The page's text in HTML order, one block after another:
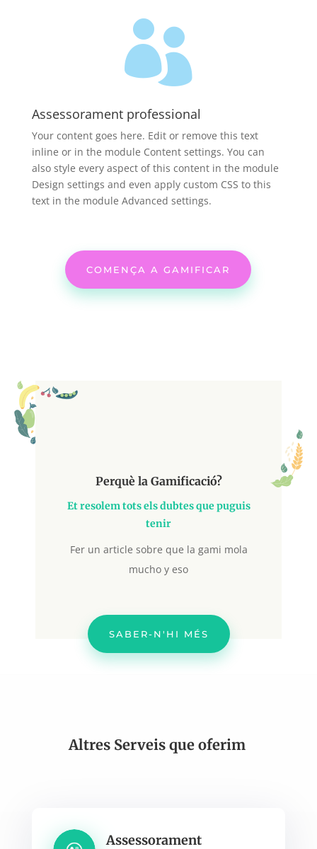

Assessorament professional
Your content goes here. Edit or remove this text
inline or in the module Content settings. You can
also style every aspect of this content in the module
Design settings and even apply custom CSS to this
text in the module Advanced settings.
COMENÇA A GAMIFICAR
Perquè la Gamificació?
Et resolem tots els dubtes que puguis
tenir
Fer un article sobre que la gami mola
mucho y eso
SABER-N'HI MÉS
Altres Serveis que oferim
Assessorament